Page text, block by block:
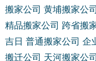
搬家公司 黄埔搬家公司
精品搬家公司 跨省搬
吉日 普通搬家公司 企
搬迁公司 天河搬家公司